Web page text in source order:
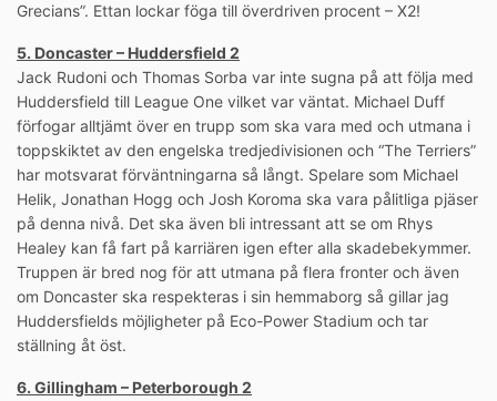
Grecians”. Ettan lockar föga till överdriven procent – X2!
5. Doncaster – Huddersfield 2
Jack Rudoni och Thomas Sorba var inte sugna på att följa med
Huddersfield till League One vilket var väntat. Michael Duff
förfogar alltjämt över en trupp som ska vara med och utmana i
toppskiktet av den engelska tredjedivisionen och “The Terriers”
har motsvarat förväntningarna så långt. Spelare som Michael
Helik, Jonathan Hogg och Josh Koroma ska vara pålitliga pjäser
på denna nivå. Det ska även bli intressant att se om Rhys
Healey kan få fart på karriären igen efter alla skadebekymmer.
Truppen är bred nog för att utmana på flera fronter och även
om Doncaster ska respekteras i sin hemmaborg så gillar jag
Huddersfields möjligheter på Eco-Power Stadium och tar
ställning åt öst.
6. Gillingham – Peterborough 2